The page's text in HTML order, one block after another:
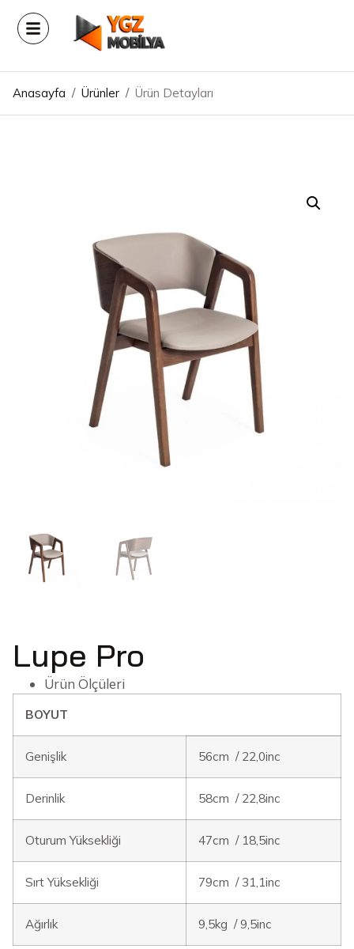
Anasayfa / Ürünler / Ürün Detayları
Lupe Pro
Ürün Ölçüleri
BOYUT
Genişlik 56cm / 22,0inc
Derinlik 58cm / 22,8inc
Oturum Yüksekliği 47cm / 18,5inc
Sırt Yüksekliği 79cm / 31,1inc
Ağırlık 9,5kg / 9,5inc